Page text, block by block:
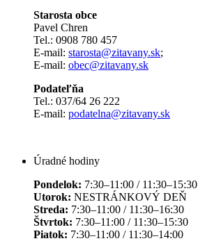
Starosta obce
Pavel Chren
Tel.: 0908 780 457
E-mail: starosta@zitavany.sk;
E-mail: obec@zitavany.sk
Podateľňa
Tel.: 037/64 26 222
E-mail: podatelna@zitavany.sk
Úradné hodiny
Pondelok: 7:30–11:00 / 11:30–15:30
Utorok: NESTRÁNKOVÝ DEŇ
Streda: 7:30–11:00 / 11:30–16:30
Štvrtok: 7:30–11:00 / 11:30–15:30
Piatok: 7:30–11:00 / 11:30–14:00